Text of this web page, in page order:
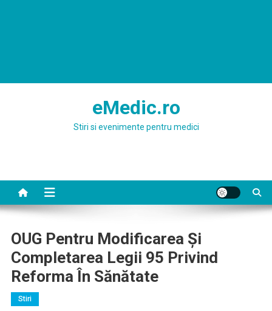
eMedic.ro
Stiri si evenimente pentru medici
OUG Pentru Modificarea Și
Completarea Legii 95 Privind
Reforma În Sănătate
Stiri